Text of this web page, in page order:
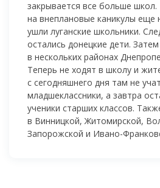
закрывается все больше
на внеплановые каникулы еще
ушли луганские школьники.
остались донецкие дети.
в нескольких районах
Теперь не ходят в школу и
с сегодняшнего дня там не
младшеклассники, а завтра
ученики старших классов.
в Винницкой, Житомирской,
Запорожской и Ивано-